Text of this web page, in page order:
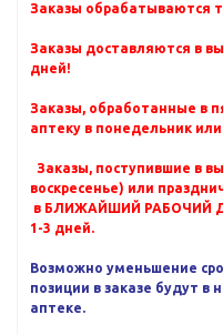
Заказы обрабатываются
Заказы доставляются в
дней!
Заказы, обработанные в
аптеку в понедельник
Заказы, поступившие в
воскресенье) или
в БЛИЖАЙШИЙ РАБОЧИЙ
1-3 дней.
Возможно уменьшение
позиции в заказе будут в
аптеке.